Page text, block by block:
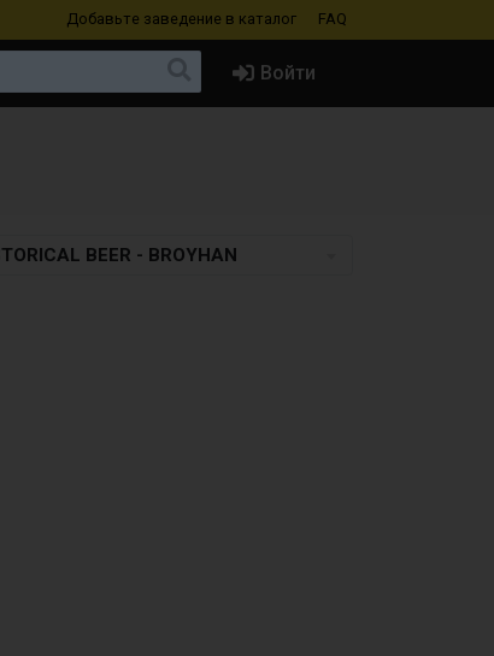
Добавьте заведение в каталог FAQ
Войти
BEER - BROYHAN